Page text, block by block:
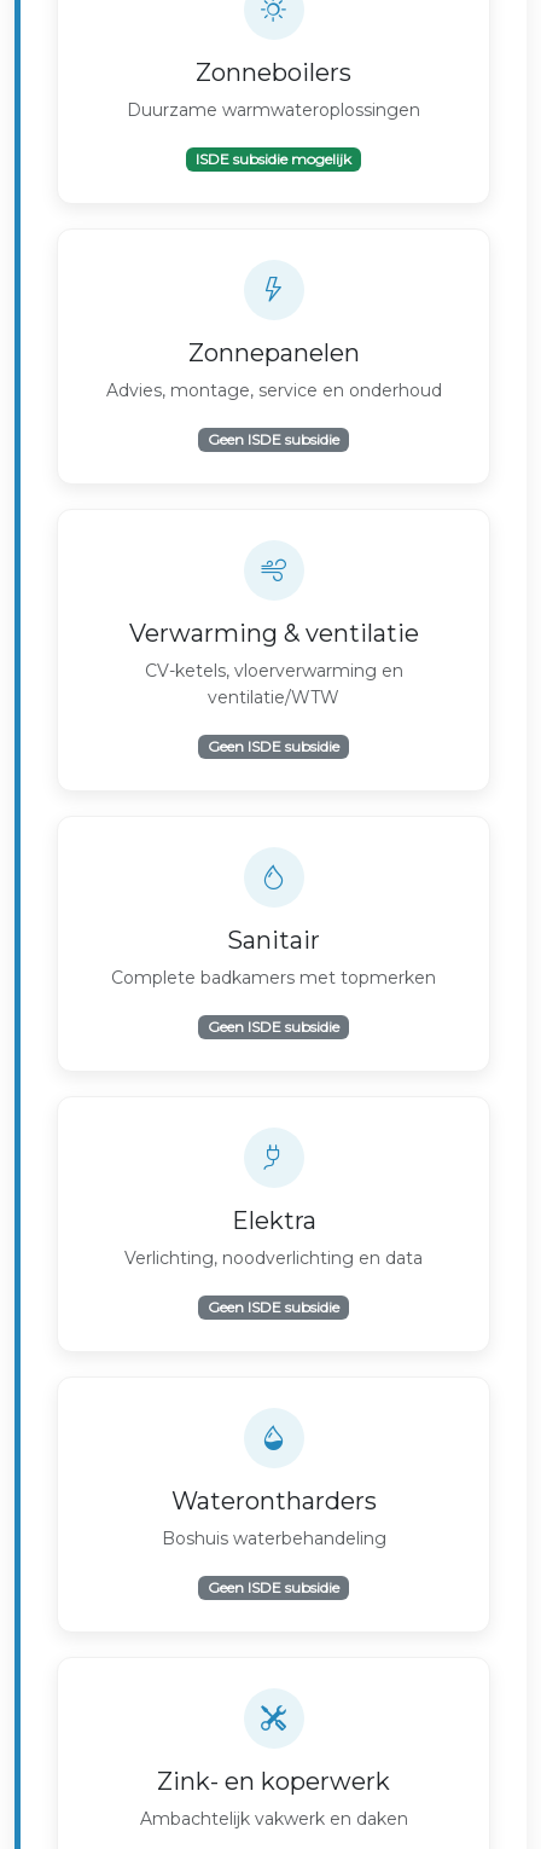
Zonneboilers
Duurzame warmwateroplossingen
ISDE subsidie mogelijk
Zonnepanelen
Advies, montage, service en onderhoud
Geen ISDE subsidie
Verwarming & ventilatie
CV-ketels, vloerverwarming en
ventilatie/WTW
Geen ISDE subsidie
Sanitair
Complete badkamers met topmerken
Geen ISDE subsidie
Elektra
Verlichting, noodverlichting en data
Geen ISDE subsidie
Waterontharders
Boshuis waterbehandeling
Geen ISDE subsidie
Zink- en koperwerk
Ambachtelijk vakwerk en daken